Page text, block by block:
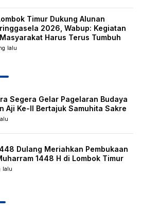
Timur Dukung Alunan
2026, Wabup: Kegiatan
Harus Terus Tumbuh
lalu
Segera Gelar Pagelaran Budaya
Aji Ke-II Bertajuk Samuhita Sakre
Dulang Meriahkan Pembukaan
1448 H di Lombok Timur
lalu